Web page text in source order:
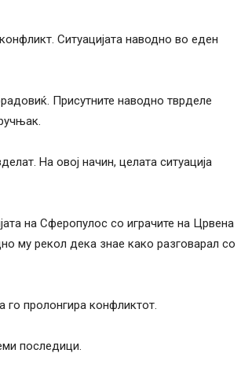
Ситуацијата наводно во еден
Присутните наводно тврделе
На овој начин, целата ситуација
на Сферопулос со играчите на Црвена
му рекол дека знае како разговарал со
го пролонгира конфликтот.
последици.